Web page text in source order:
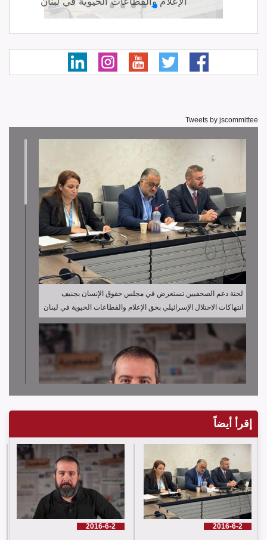
Tweets by jscommittee
لجنة دعم الصحفيين تستعرض في مجلس حقوق الإنسان بجنيف
انتهاكات الاحتلال الإسرائيلي بحق الإعلام والقطاعات الحيوية في لبنان
لجنة دعم الصحفيين تدين قرار توقيف الصحافي حسن عليق
إقرأ أيضاً
2016-6-2
2016-6-2